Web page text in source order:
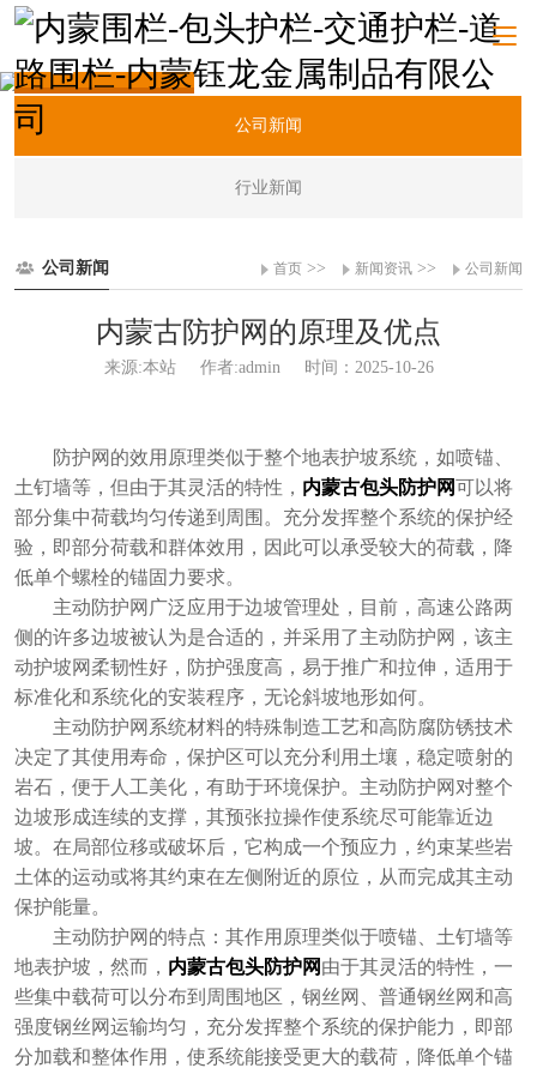
新闻资讯
公司新闻
行业新闻
公司新闻 首页 >> 新闻资讯 >> 公司新闻
内蒙古防护网的原理及优点
来源:本站 作者:admin 时间：2025-10-26
防护网的效用原理类似于整个地表护坡系统，如喷锚、
土钉墙等，但由于其灵活的特性， 内蒙古包头防护网可以将
部分集中荷载均匀传递到周围。充分发挥整个系统的保护经
验，即部分荷载和群体效用，因此可以承受较大的荷载，降
低单个螺栓的锚固力要求。
主动防护网广泛应用于边坡管理处，目前，高速公路两
侧的许多边坡被认为是合适的，并采用了主动防护网，该主
动护坡网柔韧性好，防护强度高，易于推广和拉伸，适用于
标准化和系统化的安装程序，无论斜坡地形如何。
主动防护网系统材料的特殊制造工艺和高防腐防锈技术
决定了其使用寿命，保护区可以充分利用土壤，稳定喷射的
岩石，便于人工美化，有助于环境保护。主动防护网对整个
边坡形成连续的支撑，其预张拉操作使系统尽可能靠近边
坡。在局部位移或破坏后，它构成一个预应力，约束某些岩
土体的运动或将其约束在左侧附近的原位，从而完成其主动
保护能量。
主动防护网的特点：其作用原理类似于喷锚、土钉墙等
地表护坡，然而， 内蒙古包头防护网由于其灵活的特性，一
些集中载荷可以分布到周围地区，钢丝网、普通钢丝网和高
强度钢丝网运输均匀，充分发挥整个系统的保护能力，即部
分加载和整体作用，使系统能接受更大的载荷，降低单个锚